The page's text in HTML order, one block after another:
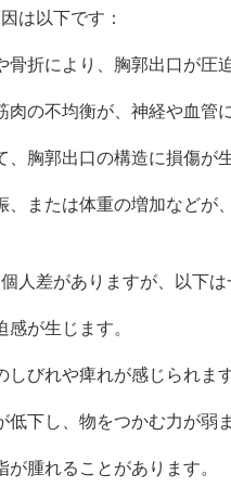
は以下です：
折により、胸郭出口が圧
肉の不均衡が、神経や血管
、胸郭出口の構造に損傷が
、または体重の増加などが
人差がありますが、以下は
が生じます。
びれや痺れが感じられます
下し、物をつかむ力が弱
腫れることがあります。